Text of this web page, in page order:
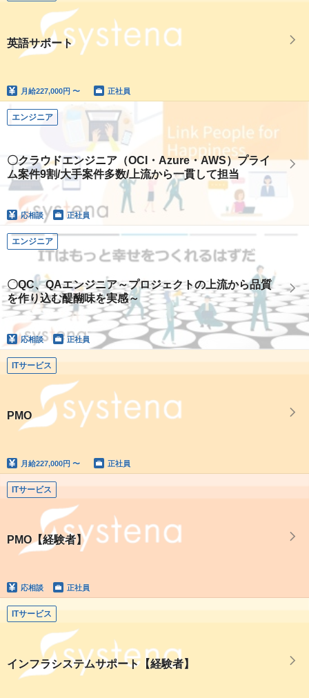
英語サポート
月給227,000円 〜 正社員
エンジニア
〇クラウドエンジニア（OCI・Azure・AWS）プライ
ム案件9割/大手案件多数/上流から一貫して担当
応相談 正社員
エンジニア
〇QC、QAエンジニア～プロジェクトの上流から品質
を作り込む醍醐味を実感～
応相談 正社員
ITサービス
PMO
月給227,000円 〜 正社員
ITサービス
PMO【経験者】
応相談 正社員
ITサービス
インフラシステムサポート【経験者】